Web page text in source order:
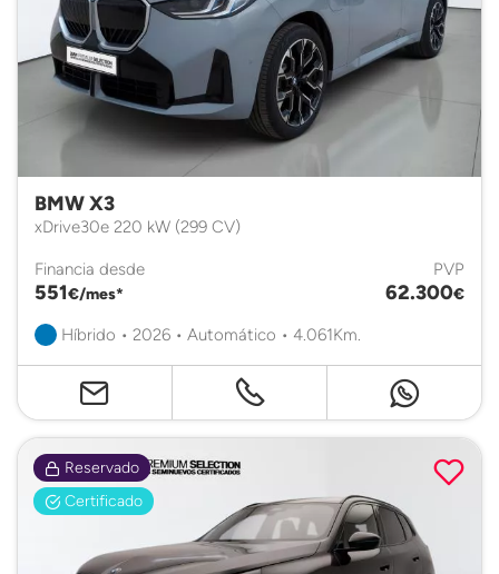
BMW X3
xDrive30e 220 kW (299 CV)
Financia desde
551€/mes*
PVP
62.300€
Híbrido • 2026 • Automático • 4.061Km.
Reservado
Certificado